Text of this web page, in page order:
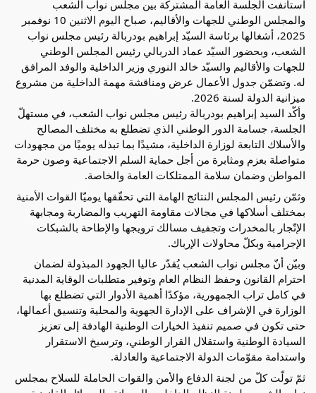
استأنفت الجلسة العامة المشتركة بين مجلس نواب الشعب
والمجلس الوطني للجهات والأقاليم، صباح اليوم الاثنين 10 نوفمبر
2025، أشغالها برئاسة السيّد إبراهيم بودربالة رئيس مجلس نواب
الشعب، وبحضور السيّد عماد الدربالي رئيس المجلس الوطني
للجهات والأقاليم والسيّد خالد النوري وزير الداخلية والوفد المرافق
له. وتضمّن جدول الأعمال عرض ومناقشة مهمة الداخلية من مشروع
ميزانية الدولة لسنة 2026.
وأكّد السيد إبراهيم بودربالة رئيس مجلس نواب الشعب، في مستهلّ
الجلسة، جسامة الدور الوطني الذي تضطلع به مختلف المصالح
والأسلاك التابعة لوزارة الداخلية، مشيدًا بما تبذله يوميًا من مجهودات
متواصلة بعزم ومثابرة من أجل حماية السلم الاجتماعية وصون حرمة
المواطن وضمان سلامة الممتلكات العامة والخاصة.
وثمّن رئيس المجلس النتائج الهامة التي تحقّقها يوميّا القوات الأمنية
بمختلف أسلاكها في مجالات مقاومة التهريب والمضاربة ومجابهة
الإتّجار بالمخدرات وتجفيف مسالك ترويجها والإطاحة بالشبكات
الإجرامية وبكلّ محاولات الإرباك.
وبيّن أنّ مجلس نواب الشعب يُقدّر عاليا الجهود المبذولة لضمان
احترام القانون وحفظ النظام العام وتوفير متطلبات الوقاية المدنية
في كامل تراب الجمهورية، مؤكدًا أهمية الأدوار التي تضطلع بها
الوزارة في الإشراف على الإدارة الجهوية والمحلية وتنسيق أعمالها،
حتى تكون في صميم تنفيذ الخيارات الوطنية الهادفة إلى تعزيز
السيادة الوطنية واستقلال القرار الوطني، وترسيخ الاستقرار
واستدامة مقوّمات الدولة الاجتماعية والعادلة.
ثمّ تولّت كلّ من لجنة الدفاع والأمن والقوات الحاملة للسلاح بمجلس